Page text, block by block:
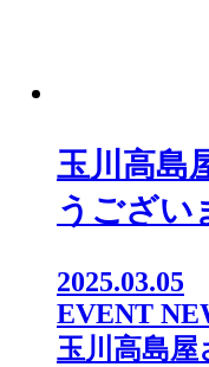
玉川高島
うござい
2025.03.05
EVENT
玉川高島屋